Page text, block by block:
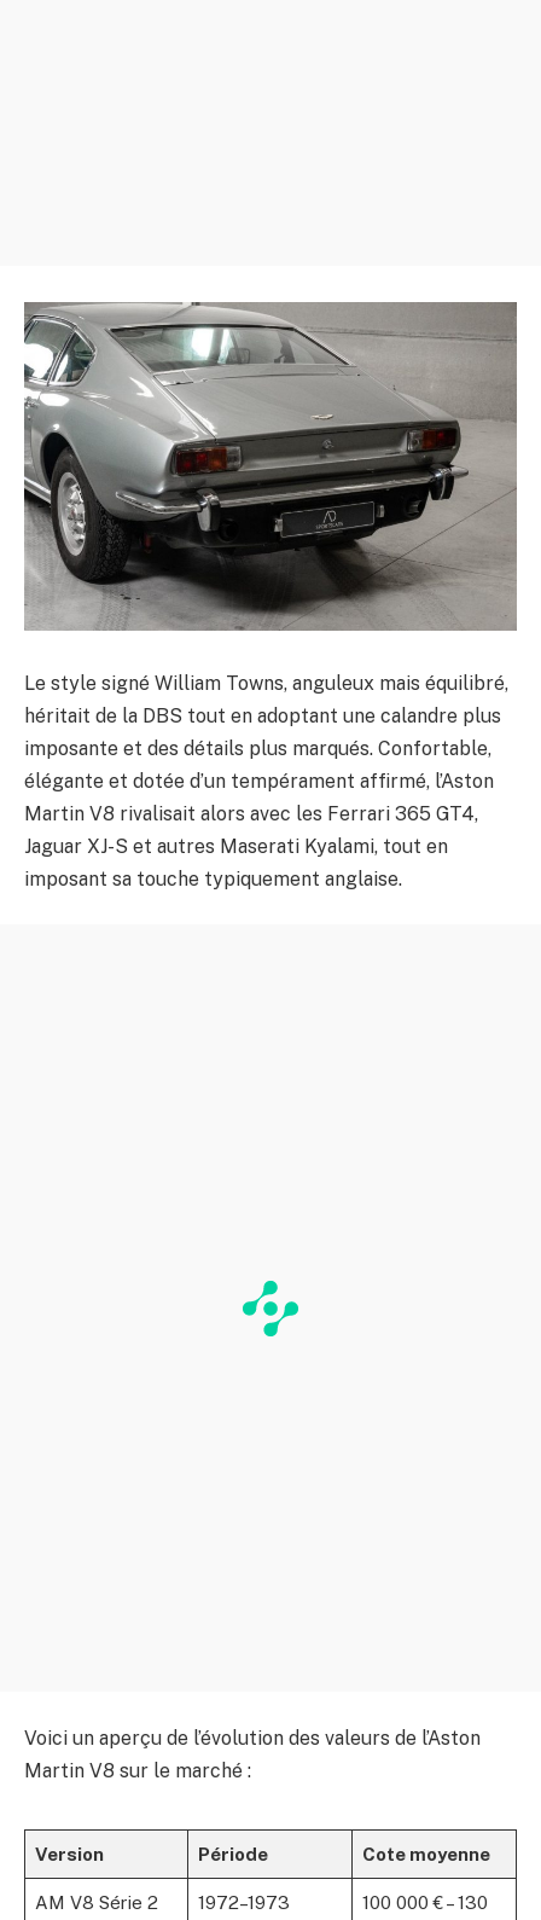
Le style signé William Towns, anguleux mais équilibré,
héritait de la DBS tout en adoptant une calandre plus
imposante et des détails plus marqués. Confortable,
élégante et dotée d’un tempérament affirmé, l’Aston
Martin V8 rivalisait alors avec les Ferrari 365 GT4,
Jaguar XJ-S et autres Maserati Kyalami, tout en
imposant sa touche typiquement anglaise.
Voici un aperçu de l’évolution des valeurs de l’Aston
Martin V8 sur le marché :
Version Période Cote moyenne
AM V8 Série 2 1972–1973
100 000 € – 130